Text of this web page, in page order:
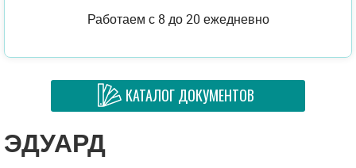
Работаем с 8 до 20 ежедневно
КАТАЛОГ ДОКУМЕНТОВ
ЭДУАРД